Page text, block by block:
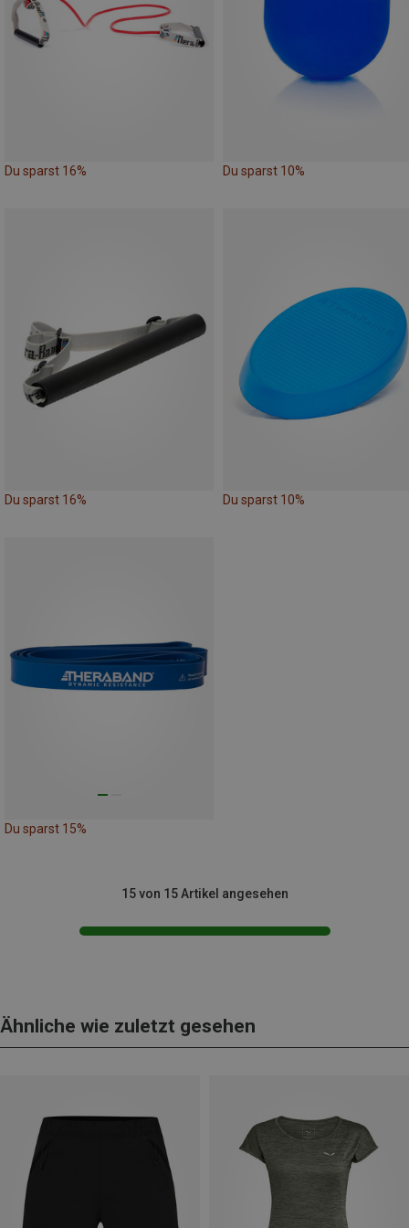
Du sparst 16% Du sparst 10%
Du sparst 16% Du sparst 10%
Du sparst 15%
15 von 15 Artikel angesehen
Ähnliche wie zuletzt gesehen